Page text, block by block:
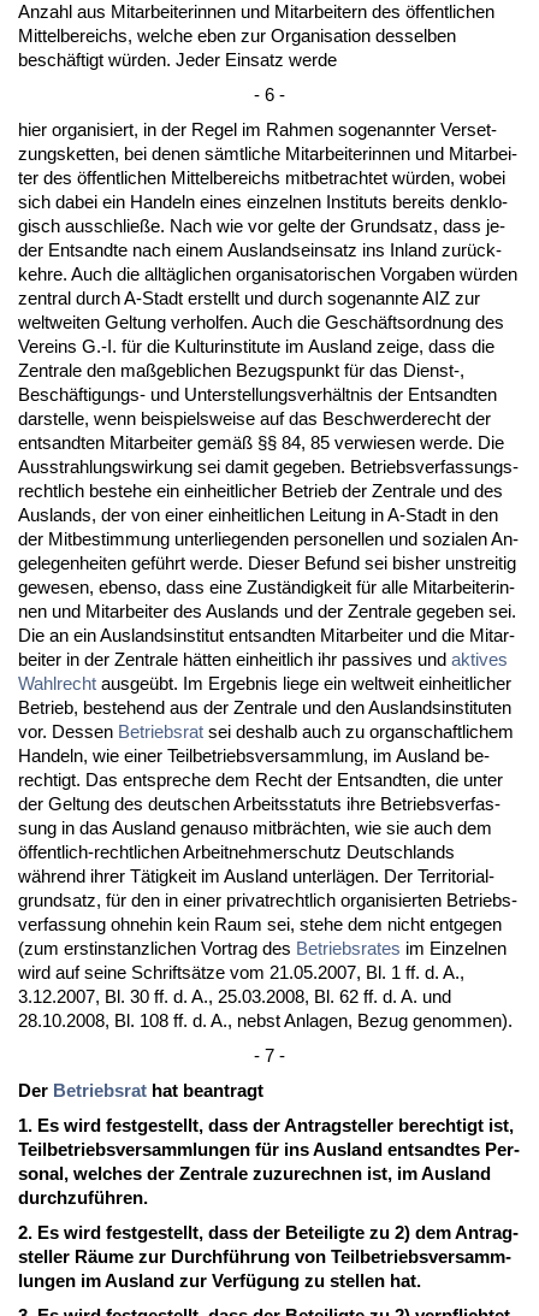
An­zahl aus Mit­ar­bei­te­rin­nen und Mit­ar­bei­tern des öffent­li­chen
Mit­tel­be­reichs, wel­che eben zur Or­ga­ni­sa­ti­on des­sel­ben
beschäftigt würden. Je­der Ein­satz wer­de
- 6 -
hier or­ga­ni­siert, in der Re­gel im Rah­men so­ge­nann­ter Ver­set­
zungs­ket­ten, bei de­nen sämt­li­che Mit­ar­bei­te­rin­nen und Mit­ar­bei­
ter des öffent­li­chen Mit­tel­be­reichs mit­be­trach­tet würden, wo­bei
sich da­bei ein Han­deln ei­nes ein­zel­nen In­sti­tuts be­reits den­klo­
gisch aus­sch­ließe. Nach wie vor gel­te der Grund­satz, dass je­
der Ent­sand­te nach ei­nem Aus­lands­ein­satz ins In­land zurück­
keh­re. Auch die alltägli­chen or­ga­ni­sa­to­ri­schen Vor­ga­ben würden
zen­tral durch A-Stadt er­stellt und durch so­ge­nann­te AIZ zur
welt­wei­ten Gel­tung ver­hol­fen. Auch die Geschäfts­ord­nung des
Ver­eins G.-I. für die Kul­tur­in­sti­tu­te im Aus­land zei­ge, dass die
Zen­tra­le den maßgeb­li­chen Be­zugs­punkt für das Dienst-,
Beschäfti­gungs- und Un­ter­stel­lungs­verhält­nis der Ent­sand­ten
dar­stel­le, wenn bei­spiels­wei­se auf das Be­schwer­de­recht der
ent­sand­ten Mit­ar­bei­ter gemäß §§ 84, 85 ver­wie­sen wer­de. Die
Aus­strah­lungs­wir­kung sei da­mit ge­ge­ben. Be­triebs­ver­fas­sungs­
recht­lich be­ste­he ein ein­heit­li­cher Be­trieb der Zen­tra­le und des
Aus­lands, der von ei­ner ein­heit­li­chen Lei­tung in A-Stadt in den
der Mit­be­stim­mung un­ter­lie­gen­den per­so­nel­len und so­zia­len An­
ge­le­gen­hei­ten geführt wer­de. Die­ser Be­fund sei bis­her un­strei­tig
ge­we­sen, eben­so, dass ei­ne Zuständig­keit für al­le Mit­ar­bei­te­rin­
nen und Mit­ar­bei­ter des Aus­lands und der Zen­tra­le ge­ge­ben sei.
Die an ein Aus­lands­in­sti­tut ent­sand­ten Mit­ar­bei­ter und die Mit­ar­
bei­ter in der Zen­tra­le hätten ein­heit­lich ihr pas­si­ves und ak­ti­ves
Wahl­recht aus­geübt. Im Er­geb­nis lie­ge ein welt­weit ein­heit­li­cher
Be­trieb, be­ste­hend aus der Zen­tra­le und den Aus­lands­in­sti­tu­ten
vor. Des­sen Be­triebs­rat sei des­halb auch zu or­gan­schaft­li­chem
Han­deln, wie ei­ner Teil­be­triebs­ver­samm­lung, im Aus­land be­
rech­tigt. Das ent­spre­che dem Recht der Ent­sand­ten, die un­ter
der Gel­tung des deut­schen Ar­beits­sta­tuts ih­re Be­triebs­ver­fas­
sung in das Aus­land ge­nau­so mit­bräch­ten, wie sie auch dem
öffent­lich-recht­li­chen Ar­beit­neh­mer­schutz Deutsch­lands
während ih­rer Tätig­keit im Aus­land un­terlägen. Der Ter­ri­to­ri­al­
grund­satz, für den in ei­ner pri­vat­recht­lich or­ga­ni­sier­ten Be­triebs­
ver­fas­sung oh­ne­hin kein Raum sei, ste­he dem nicht ent­ge­gen
(zum erst­in­stanz­li­chen Vor­trag des Be­triebs­ra­tes im Ein­zel­nen
wird auf sei­ne Schriftsätze vom 21.05.2007, Bl. 1 ff. d. A.,
3.12.2007, Bl. 30 ff. d. A., 25.03.2008, Bl. 62 ff. d. A. und
28.10.2008, Bl. 108 ff. d. A., nebst An­la­gen, Be­zug ge­nom­men).
- 7 -
Der Be­triebs­rat hat be­an­tragt
1. Es wird fest­ge­stellt, dass der An­trag­stel­ler be­rech­tigt ist,
Teil­be­triebs­ver­samm­lun­gen für ins Aus­land ent­sand­tes Per­
so­nal, wel­ches der Zen­tra­le zu­zu­rech­nen ist, im Aus­land
durch­zuführen.
2. Es wird fest­ge­stellt, dass der Be­tei­lig­te zu 2) dem An­trag­
stel­ler Räume zur Durchführung von Teil­be­triebs­ver­samm­
lun­gen im Aus­land zur Verfügung zu stel­len hat.